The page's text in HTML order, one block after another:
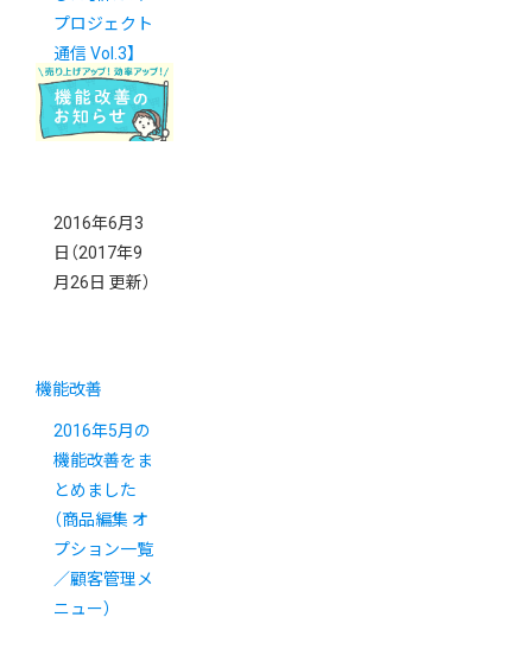
プロジェクト
通信 Vol.3】
2016年6月3
日 （2017年9
月26日 更新）
機能改善
2016年5月の
機能改善をま
とめました
（商品編集 オ
プション一覧
／顧客管理メ
ニュー）